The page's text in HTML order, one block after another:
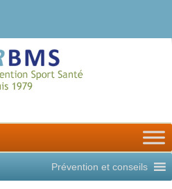
Prévention et conseils